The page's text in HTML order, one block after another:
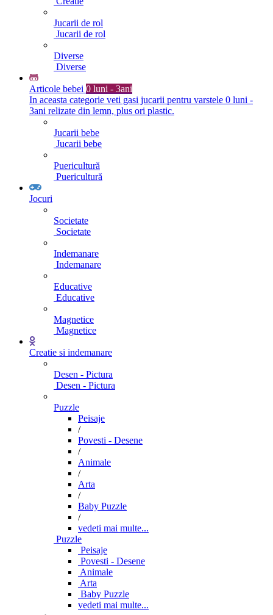
Jucarii de rol
Jucarii de rol
Diverse
Diverse
Articole bebei 0 luni - 3ani
In aceasta categorie veti gasi jucarii pentru varstele 0 luni -
3ani relizate din lemn, plus ori plastic.
Jucarii bebe
Jucarii bebe
Puericultură
Puericultură
Jocuri
Societate
Societate
Indemanare
Indemanare
Educative
Educative
Magnetice
Magnetice
Creatie si indemanare
Desen - Pictura
Desen - Pictura
Puzzle
Peisaje
/
Povesti - Desene
/
Animale
/
Arta
/
Baby Puzzle
/
vedeti mai multe...
Puzzle
Peisaje
Povesti - Desene
Animale
Arta
Baby Puzzle
vedeti mai multe...